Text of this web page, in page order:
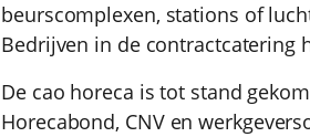
beurscomplexen, stations of
Bedrijven in de contractcatering
De cao horeca is tot stand
Horecabond, CNV en